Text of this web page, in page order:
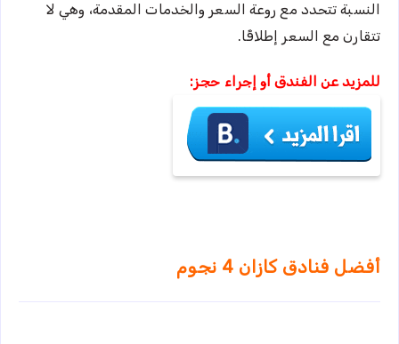
النسبة تتحدد مع روعة السعر والخدمات المقدمة، وهي لا
تتقارن مع السعر إطلاقًا.
للمزيد عن الفندق أو إجراء حجز:
أفضل فنادق كازان 4 نجوم